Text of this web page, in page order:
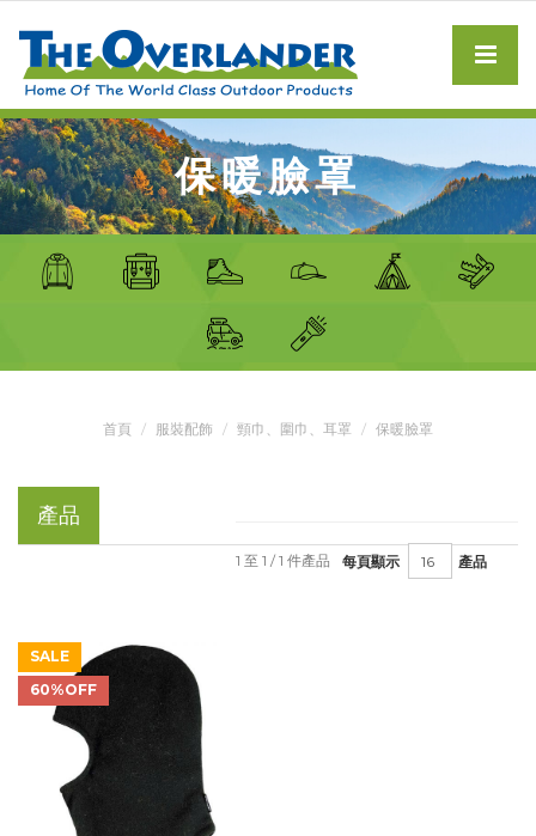
保暖臉罩
首頁 服裝配飾 頸巾、圍巾、耳罩 保暖臉罩
產品
每頁顯示 產品
1 至 1 / 1 件產品
SALE
60%OFF